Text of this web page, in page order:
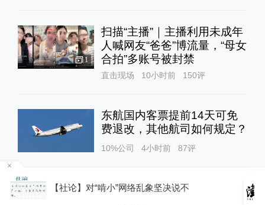
1
扫描“主播”｜主播利用未成年
人喊网友“爸爸”博流量，“母女
合拍”多账号被封禁
直击现场 10小时前 150评
东航国内客票提前14天可免
费退改，其他航司如何规定？
10%公司 4小时前 87评
U17国足三连胜晋级明日之星
你有权知道更多
下载APP